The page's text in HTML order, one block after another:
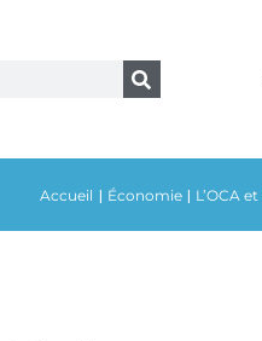
Accueil Économie L’OCA et